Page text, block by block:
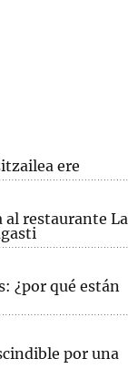
ere
restaurante La
¿por qué están
por una